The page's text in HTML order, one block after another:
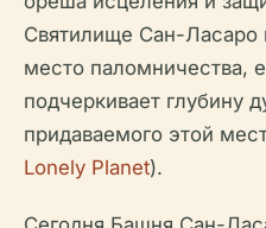
Святилище Сан-Ласаро
место паломничества,
подчеркивает глубину
придаваемого этой
Lonely Planet).